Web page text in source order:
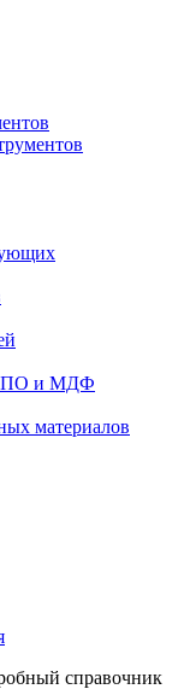
и МДФ
материалов
справочник